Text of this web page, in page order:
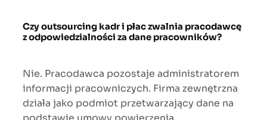
Czy outsourcing kadr i płac zwalnia pracodawcę
z odpowiedzialności za dane pracowników?
Nie. Pracodawca pozostaje administratorem
informacji pracowniczych. Firma zewnętrzna
działa jako podmiot przetwarzający dane na